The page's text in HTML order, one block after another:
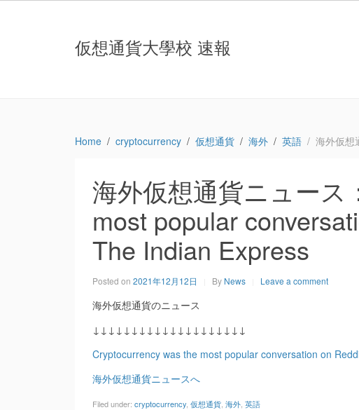
仮想通貨大學校 速報
Home cryptocurrency 仮想通貨 海外 英語 海外仮想
海外仮想通貨ニュース
most popular
The Indian Express
Posted on 2021年12月12日 By News Leave a comment
海外仮想通貨のニュース
↓↓↓↓↓↓↓↓↓↓↓↓↓↓↓↓↓↓↓↓
Cryptocurrency was the most popular conversation on
海外仮想通貨ニュースへ
Filed under: cryptocurrency 仮想通貨 海外 英語